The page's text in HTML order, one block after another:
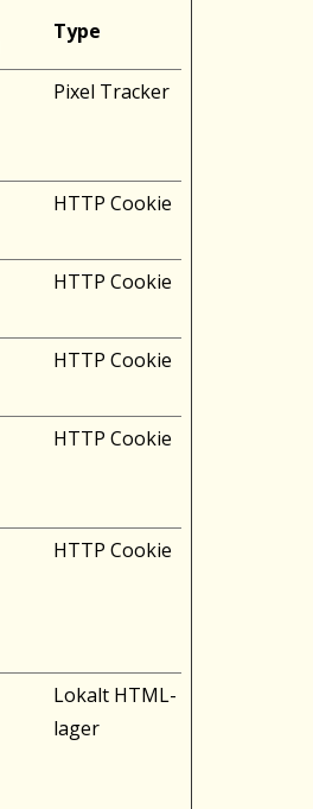
Type
Pixel Tracker
HTTP Cookie
HTTP Cookie
HTTP Cookie
HTTP Cookie
HTTP Cookie
Lokalt HTML-
lager